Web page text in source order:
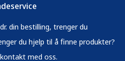
din bestilling, trenger du
du hjelp til å finne produkter?
med oss.